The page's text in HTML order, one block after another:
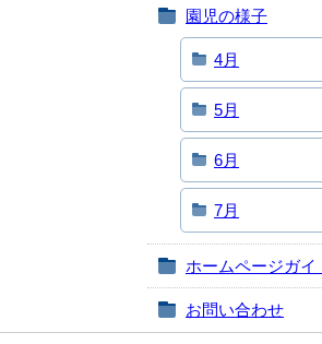
園児の様子
4月
5月
6月
7月
ホームページガイ
お問い合わせ